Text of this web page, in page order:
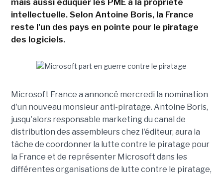
mais aussi éduquer les PME à la propriété
intellectuelle. Selon Antoine Boris, la France
reste l'un des pays en pointe pour le piratage
des logiciels.
Microsoft France a annoncé mercredi la nomination
d'un nouveau monsieur anti-piratage. Antoine Boris,
jusqu'alors responsable marketing du canal de
distribution des assembleurs chez l'éditeur, aura la
tâche de coordonner la lutte contre le piratage pour
la France et de représenter Microsoft dans les
différentes organisations de lutte contre le piratage,